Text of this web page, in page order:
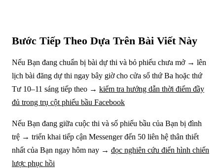
Bước Tiếp Theo Dựa Trên Bài Viết Này
Nếu Bạn đang chuẩn bị bài dự thi và bỏ phiếu chưa mở → lên
lịch bài đăng dự thi ngay bây giờ cho cửa sổ thứ Ba hoặc thứ
Tư 10–11 sáng tiếp theo → kiểm tra hướng dẫn thời điểm đầy
đủ trong trụ cột phiếu bầu Facebook
Nếu Bạn đang giữa cuộc thi và số phiếu bầu của Bạn bị đình
trệ → triển khai tiếp cận Messenger đến 50 liên hệ thân thiết
nhất của Bạn ngay hôm nay → đọc nghiên cứu điển hình chiến
lược phục hồi